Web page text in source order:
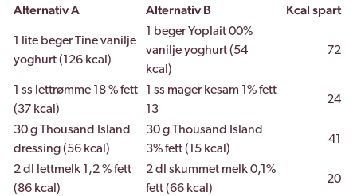
Alternativ A Alternativ B Kcal spart
1 lite beger Tine vanilje
yoghurt (126 kcal)
1 beger Yoplait 00%
vanilje yoghurt (54
kcal)
72
1 ss lettrømme 18 % fett
(37 kcal)
1 ss mager kesam 1% fett
13
24
30 g Thousand Island
dressing (56 kcal)
30 g Thousand Island
3% fett (15 kcal)
41
2 dl lettmelk 1,2 % fett
(86 kcal)
2 dl skummet melk 0,1%
fett (66 kcal)
20